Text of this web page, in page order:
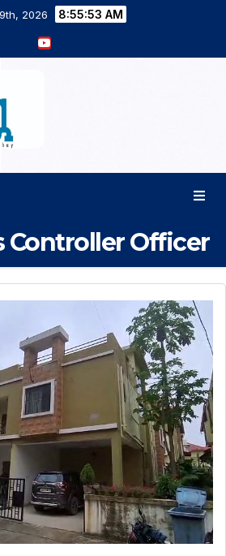
2026 8:55:54 AM
Controller Officer